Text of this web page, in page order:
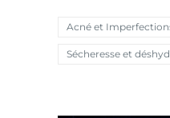
Acné et
Sécheresse et